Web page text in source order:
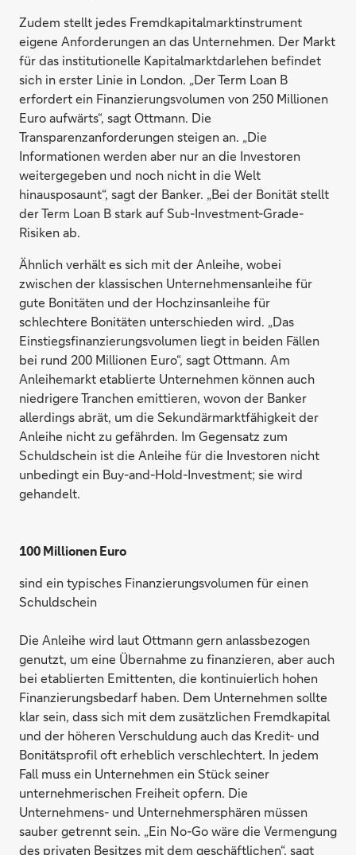
Zudem stellt jedes Fremdkapitalmarktinstrument
eigene Anforderungen an das Unternehmen. Der Markt
für das institutionelle Kapitalmarktdarlehen befindet
sich in erster Linie in London. „Der Term Loan B
erfordert ein Finanzierungsvolumen von 250 Millionen
Euro aufwärts“, sagt Ottmann. Die
Transparenzanforderungen steigen an. „Die
Informationen werden aber nur an die Investoren
weitergegeben und noch nicht in die Welt
hinausposaunt“, sagt der Banker. „Bei der Bonität stellt
der Term Loan B stark auf Sub-Investment-Grade-
Risiken ab.
Ähnlich verhält es sich mit der Anleihe, wobei
zwischen der klassischen Unternehmensanleihe für
gute Bonitäten und der Hochzinsanleihe für
schlechtere Bonitäten unterschieden wird. „Das
Einstiegsfinanzierungsvolumen liegt in beiden Fällen
bei rund 200 Millionen Euro“, sagt Ottmann. Am
Anleihemarkt etablierte Unternehmen können auch
niedrigere Tranchen emittieren, wovon der Banker
allerdings abrät, um die Sekundärmarktfähigkeit der
Anleihe nicht zu gefährden. Im Gegensatz zum
Schuldschein ist die Anleihe für die Investoren nicht
unbedingt ein Buy-and-Hold-Investment; sie wird
gehandelt.
100 Millionen Euro
sind ein typisches Finanzierungsvolumen für einen
Schuldschein
Die Anleihe wird laut Ottmann gern anlassbezogen
genutzt, um eine Übernahme zu finanzieren, aber auch
bei etablierten Emittenten, die kontinuierlich hohen
Finanzierungsbedarf haben. Dem Unternehmen sollte
klar sein, dass sich mit dem zusätzlichen Fremdkapital
und der höheren Verschuldung auch das Kredit- und
Bonitätsprofil oft erheblich verschlechtert. In jedem
Fall muss ein Unternehmen ein Stück seiner
unternehmerischen Freiheit opfern. Die
Unternehmens- und Unternehmersphären müssen
sauber getrennt sein. „Ein No-Go wäre die Vermengung
des privaten Besitzes mit dem geschäftlichen“, sagt